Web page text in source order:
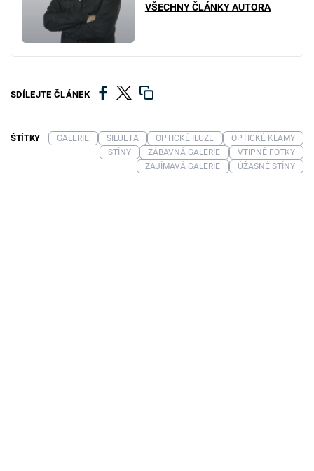
VŠECHNY ČLÁNKY AUTORA
SDÍLEJTE ČLÁNEK
ŠTÍTKY GALERIE SILUETA OPTICKÉ ILUZE
OPTICKÉ KLAMY
STÍNY
ZÁBAVNÁ GALERIE
VTIPNÉ FOTKY
ZAJÍMAVÁ GALERIE
ÚŽASNÉ STÍNY